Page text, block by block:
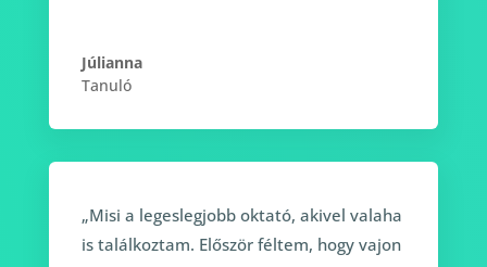
Júlianna
Tanuló
„Misi a legeslegjobb oktató, akivel valaha
is találkoztam. Először féltem, hogy vajon